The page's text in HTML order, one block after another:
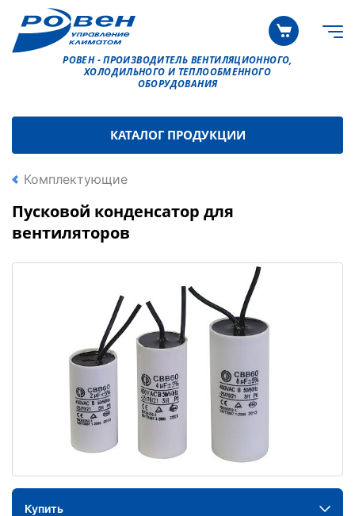
РОВЕН - ПРОИЗВОДИТЕЛЬ ВЕНТИЛЯЦИОННОГО,
ХОЛОДИЛЬНОГО И ТЕПЛООБМЕННОГО
ОБОРУДОВАНИЯ
КАТАЛОГ ПРОДУКЦИИ
Комплектующие
Пусковой конденсатор для
вентиляторов
Купить